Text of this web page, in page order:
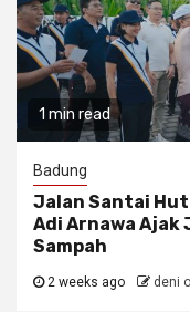
1 min read
Badung
Jalan Santai Hut
Adi Arnawa Ajak
Sampah
2 weeks ago deni